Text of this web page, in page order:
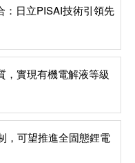
：日立PISAI技術引領先
，實現有機電解液等級
，可望推進全固態鋰電